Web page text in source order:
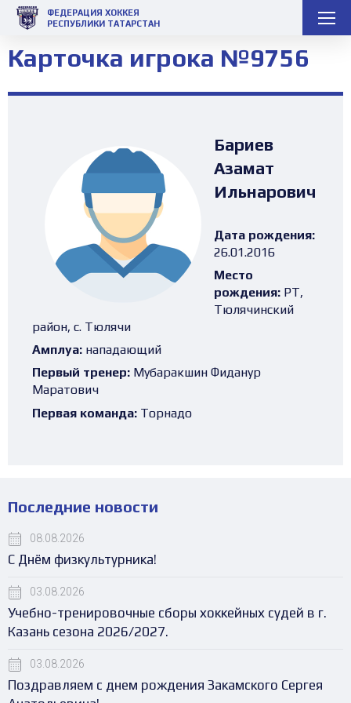
ФЕДЕРАЦИЯ ХОККЕЯ
РЕСПУБЛИКИ ТАТАРСТАН
Карточка игрока №9756
Бариев
Азамат
Ильнарович
Дата рождения:
26.01.2016
Место
рождения: РТ,
Тюлячинский
район, с. Тюлячи
Амплуа: нападающий
Первый тренер: Мубаракшин Фиданур
Маратович
Первая команда: Торнадо
Последние новости
08.08.2026
С Днём физкультурника!
03.08.2026
Учебно-тренировочные сборы хоккейных судей в г.
Казань сезона 2026/2027.
03.08.2026
Поздравляем с днем рождения Закамского Сергея